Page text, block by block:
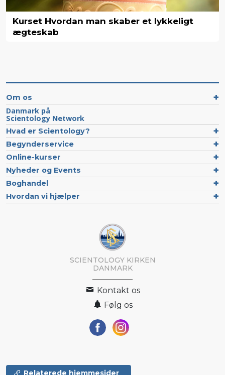
Kurset Hvordan man skaber et lykkeligt
ægteskab
Om os
Danmark på
Scientology Network
Hvad er Scientology?
Begynderservice
Online-kurser
Nyheder og Events
Boghandel
Hvordan vi hjælper
SCIENTOLOGY KIRKEN
DANMARK
Kontakt os
Følg os
Relaterede hjemmesider